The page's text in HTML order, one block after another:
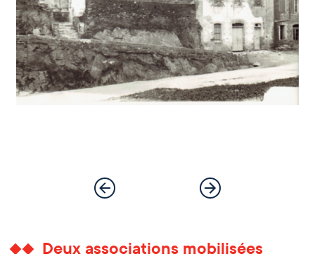
Deux associations mobilisées